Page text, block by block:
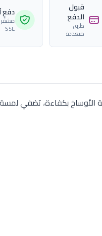
قبول
الدفع
طرق
متعددة
دفع
مشفّر
SSL
الأوساخ بكفاءة، تضفي